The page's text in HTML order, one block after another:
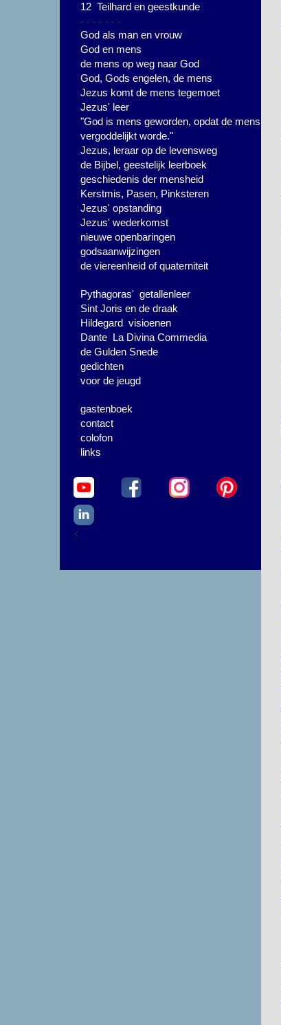
12 Teilhard en geestkunde
- - - - - - -
God als man en vrouw
God en mens
de mens op weg naar God
God, Gods engelen, de mens
Jezus komt de mens tegemoet
Jezus' leer
"God is mens geworden, opdat de mens
vergoddelijkt worde."
Jezus, leraar op de levensweg
de Bijbel, geestelijk leerboek
geschiedenis der mensheid
Kerstmis, Pasen, Pinksteren
Jezus' opstanding
Jezus' wederkomst
nieuwe openbaringen
godsaanwijzingen
de viereenheid of quaterniteit
Pythagoras' getallenleer
Sint Joris en de draak
Hildegard visioenen
Dante La Divina Commedia
de Gulden Snede
gedichten
voor de jeugd
gastenboek
contact
colofon
links
<